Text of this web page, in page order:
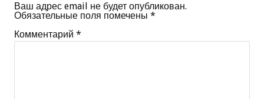
Ваш адрес email не будет опубликован.
Обязательные поля помечены *
Комментарий *